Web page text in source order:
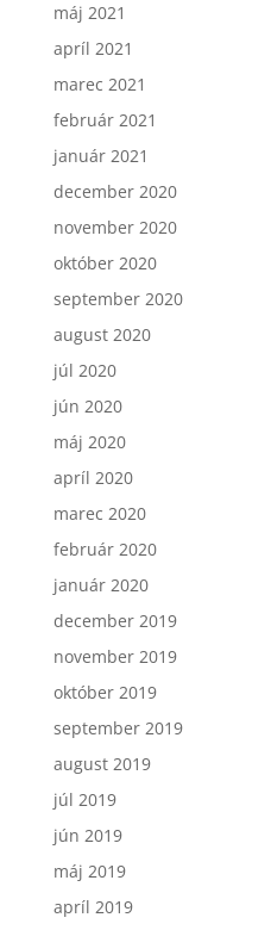
máj 2021
apríl 2021
marec 2021
február 2021
január 2021
december 2020
november 2020
október 2020
september 2020
august 2020
júl 2020
jún 2020
máj 2020
apríl 2020
marec 2020
február 2020
január 2020
december 2019
november 2019
október 2019
september 2019
august 2019
júl 2019
jún 2019
máj 2019
apríl 2019